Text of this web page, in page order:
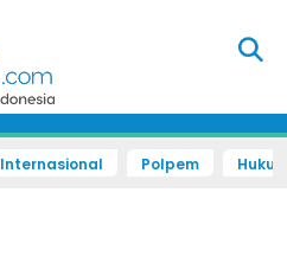
Internasional Polpem